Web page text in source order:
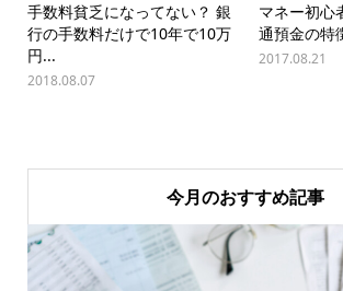
手数料貧乏になってない？ 銀
行の手数料だけで10年で10万
円...
2018.08.07
マネー初心
通預金の特
2017.08.21
今月のおすすめ記事